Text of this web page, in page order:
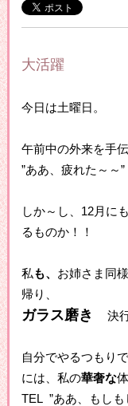
大活躍
今日は土曜日。
午前中の外来を手
”ああ、疲れた～～
しか～し、12月に
るものか！！
私も、 お姉さま同
帰り、
ガラス磨き 決
自分でやるつもり
には、私の華奢な
TEL ”ああ、もし